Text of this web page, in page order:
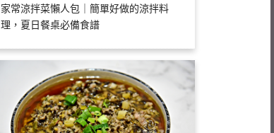
家常涼拌菜懶人包｜簡單好做的涼拌料
理，夏日餐桌必備食譜